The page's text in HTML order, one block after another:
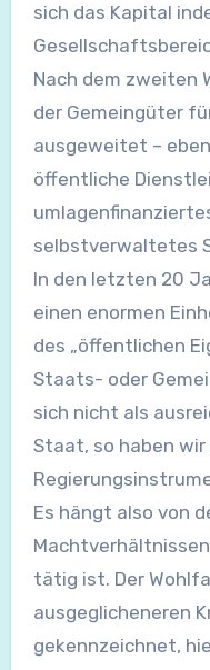
sich das Kapital
Nach dem zweiten
der Gemeingüter
ausgeweitet –
öffentliche
selbstverwaltetes
In den letzten 20
einen enormen
des „öffentlichen
Staats- oder
sich nicht als
Staat, so haben
Es hängt also von
tätig ist. Der
ausgeglicheneren
gekennzeichnet,